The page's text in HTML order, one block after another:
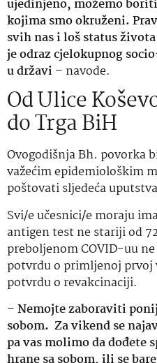
ujedinjeno, možemo
kojima smo okruženi.
svih nas i loš status
je odraz cjelokupnog
u državi– navode.
Od Ulice
do Trga BiH
Ovogodišnja Bh. povorka
važećim epidemiološkim
poštovati sljedeća
Svi/e učesnici/e moraju
antigen test ne stariji od
preboljenom COVID-uu
potvrdu o primljenoj prvoj
potvrdu o revakcinaciji.
–Nemojte zaboraviti
sobom. Za vikend se
pa vas molimo da dođete